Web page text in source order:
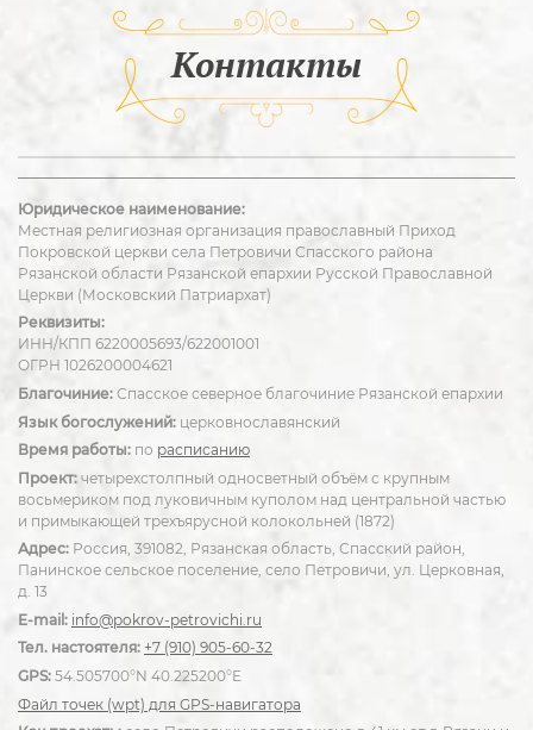
Контакты
Юридическое наименование:
Местная религиозная организация православный Приход
Покровской церкви села Петровичи Спасского района
Рязанской области Рязанской епархии Русской Православной
Церкви (Московский Патриархат)
Реквизиты:
ИНН/КПП 6220005693/622001001
ОГРН 1026200004621
Благочиние: Спасское северное благочиние Рязанской епархии
Язык богослужений: церковнославянский
Время работы: по расписанию
Проект: четырехстолпный односветный объём с крупным
восьмериком под луковичным куполом над центральной частью
и примыкающей трехъярусной колокольней (1872)
Адрес: Россия, 391082, Рязанская область, Спасский район,
Панинское сельское поселение, село Петровичи, ул. Церковная,
д. 13
E-mail: info@pokrov-petrovichi.ru
Тел. настоятеля: +7 (910) 905-60-32
GPS: 54.505700°N 40.225200°E
Файл точек (wpt) для GPS-навигатора